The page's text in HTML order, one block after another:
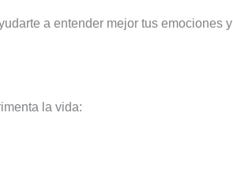
a entender mejor tus emociones y
la vida: